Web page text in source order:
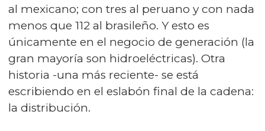
al mexicano; con tres al peruano y con nada
menos que 112 al brasileño. Y esto es
únicamente en el negocio de generación (la
gran mayoría son hidroeléctricas). Otra
historia -una más reciente- se está
escribiendo en el eslabón final de la cadena:
la distribución.